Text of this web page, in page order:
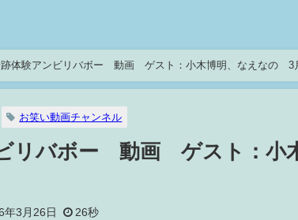
体験アンビリバボー 動画 ゲスト：小木博明、なえなの 3
お笑い動画チャンネル
リバボー 動画 ゲスト：小
年3月26日 26秒